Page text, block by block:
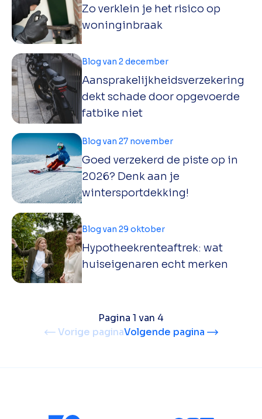
Zo verklein je het risico op
woninginbraak
Aansprakelijkheidsverzekering
dekt schade door opgevoerde
fatbike niet
Blog van 2 december
Goed verzekerd de piste op in
2026? Denk aan je
wintersportdekking!
Blog van 27 november
Hypotheekrenteaftrek: wat
huiseigenaren echt merken
Blog van 29 oktober
Pagina 1 van 4
Vorige paginaVolgende pagina